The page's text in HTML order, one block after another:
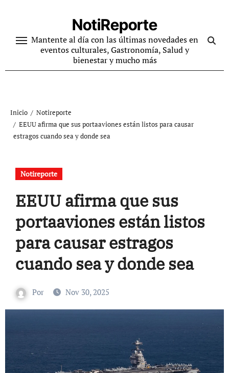
contenido
NotiReporte
Mantente al día con las últimas novedades en
eventos culturales, Gastronomía, Salud y
bienestar y mucho más
Inicio
Notireporte
EEUU afirma que sus portaaviones están listos para causar
estragos cuando sea y donde sea
Notireporte
EEUU afirma que sus
portaaviones están listos
para causar estragos
cuando sea y donde sea
Por Nov 30, 2025